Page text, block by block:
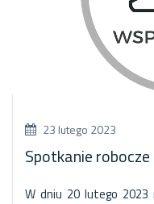
23 lutego 2023
Spotkanie robocze
W dniu 20 lutego 2023